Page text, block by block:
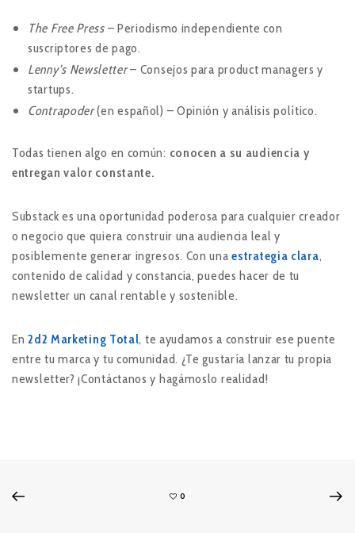
The Free Press– Periodismo independiente con
suscriptores de pago.
Lenny’s Newsletter– Consejos para product managers y
startups.
Contrapoder(en español) – Opinión y análisis político.
Todas tienen algo en común: conocen a su audiencia y
entregan valor constante.
Substack es una oportunidad poderosa para cualquier creador
o negocio que quiera construir una audiencia leal y
posiblemente generar ingresos. Con unaestrategia clara,
contenido de calidad y constancia, puedes hacer de tu
newsletter un canal rentable y sostenible.
En2d2 Marketing Total, te ayudamos a construir ese puente
entre tu marca y tu comunidad. ¿Te gustaría lanzar tu propia
newsletter? ¡Contáctanos y hagámoslo realidad!
0